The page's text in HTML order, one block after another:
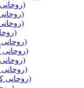
Ruhani Chuhri (روحانی چھری)
Ruhani Dhaga (روحانی دھاگہ)
Ruhani Dhoni (روحانی دھونی)
Ruhani Dori (روحانی ڈوری)
Ruhani Faleetay (روحانی فلیتے)
Ruhani Ganddah (روحانی گنڈہ)
Ruhani Googal (روحانی گوگل)
Ruhani Harmal (روحانی حرمل)
Ruhani Kalonji (روحانی کلونجی)